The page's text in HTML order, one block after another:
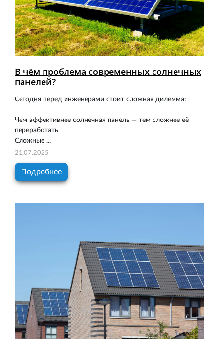
В чём проблема современных солнечных
панелей?
Сегодня перед инженерами стоит сложная дилемма:
Чем эффективнее солнечная панель — тем сложнее её
переработать
Сложные ...
21.07.2025
Подробнее